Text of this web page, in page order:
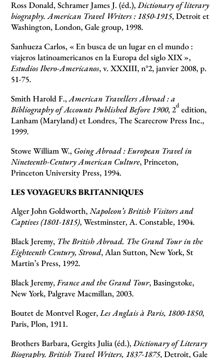
Ross Donald, Schramer James J. (éd.),Dictionary of literary
biography. American Travel Writers : 1850-1915, Detroit et
Washington, London, Gale group, 1998.
Sanhueza Carlos, «En busca de un lugar en el mundo :
viajeros latinoamericanos en la Europa del siglo XIX»,
Estudios Ibero-Americanos, v. XXXIII, n°2, janvier 2008, p.
51-75.
Smith Harold F.,American Travellers Abroad : a
Bibliography of Accounts Published Before 1900, 2d edition,
Lanham (Maryland) et Londres, The Scarecrow Press Inc.,
1999.
Stowe William W., Going Abroad : European Travel in
Nineteenth-Century American Culture, Princeton,
Princeton University Press, 1994.
LES VOYAGEURS BRITANNIQUES
Alger John Goldworth,Napoleon’s British Visitors and
Captives (1801-1815), Westminster, A. Constable, 1904.
Black Jeremy, The British Abroad. The Grand Tour in the
Eighteenth Century, Stroud, Alan Sutton, New York, St
Martin’s Press, 1992.
Black Jeremy,France and the Grand Tour, Basingstoke,
New York, Palgrave Macmillan, 2003.
Boutet de Montvel Roger,Les Anglais à Paris, 1800-1850,
Paris, Plon, 1911.
Brothers Barbara, Gergits Julia (éd.),Dictionary of Literary
Biography. British Travel Writers, 1837-1875, Detroit, Gale